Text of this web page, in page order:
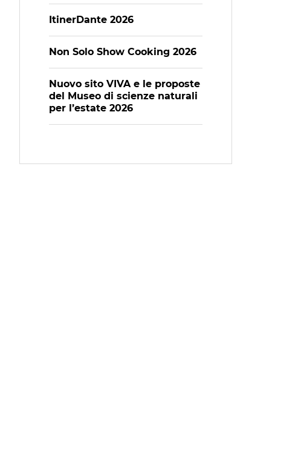
ItinerDante 2026
Non Solo Show Cooking 2026
Nuovo sito VIVA e le proposte
del Museo di scienze naturali
per l’estate 2026